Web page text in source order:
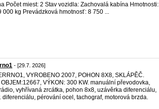
Počet miest: 2 Stav vozidla: Zachovalá kabína Hmotnosti:
000 kg Prevádzková hmotnosť: 8 750 ...
- [29.7. 2026]
VYROBENO 2007,​ POHON 8X8,​ SKLÁPĚČ.
VÝKON: 300 KW. manuální převodovka,
vyhřívaná zrcátka, pohon 8x8, uzávěrka diferenciálu,
diferenciálu, pérování ocel, tachograf, motorová brzda.